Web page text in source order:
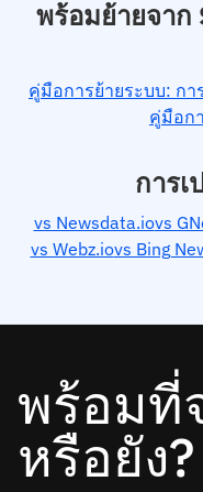
พร้อมย้ายจาก
คู่มือการย้ายระบบ: กา
คู่มือก
การเ
vs Newsdata.iovs
vs Webz.iovs Bing
พร้อมที่
หรือยัง?